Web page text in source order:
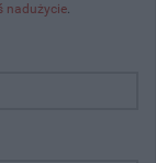
nadużycie.